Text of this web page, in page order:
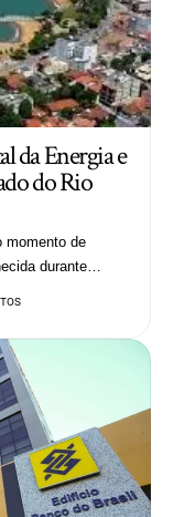
da Energia e
do Rio
momento de
durante…